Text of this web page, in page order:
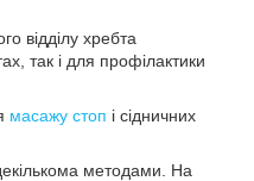
відділу хребта
так і для профілактики
масажу стоп і сідничних
методами. На